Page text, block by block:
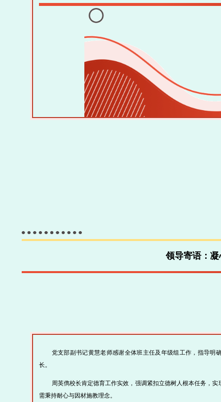
领导寄语：
党支部副书记黄慧老师感谢全体班主任及年级组工作，指导明
长。
周英儁校长肯定德育工作实效，强调紧扣立德树人根本任务，
需秉持耐心与因材施教理念。